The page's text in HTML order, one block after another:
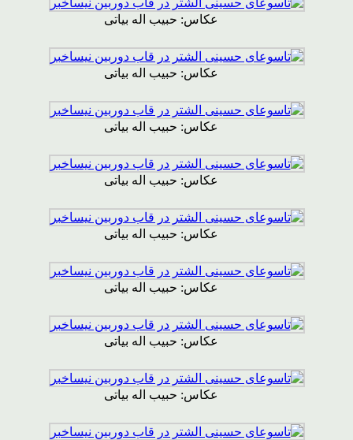
عکاس: حبیب اله بیاتی
عکاس: حبیب اله بیاتی
عکاس: حبیب اله بیاتی
عکاس: حبیب اله بیاتی
عکاس: حبیب اله بیاتی
عکاس: حبیب اله بیاتی
عکاس: حبیب اله بیاتی
عکاس: حبیب اله بیاتی